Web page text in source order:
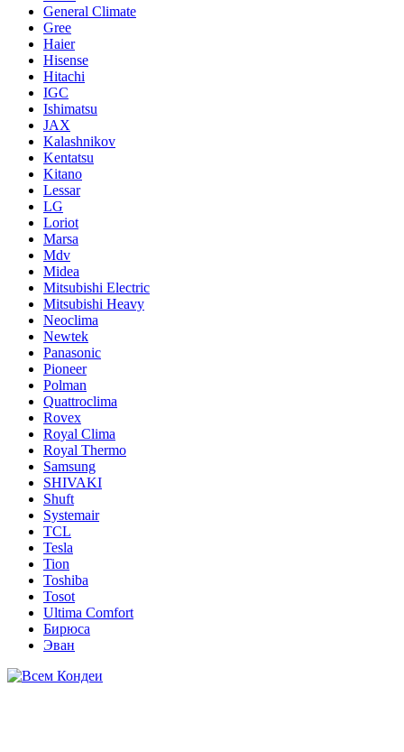
General Climate
Gree
Haier
Hisense
Hitachi
IGC
Ishimatsu
JAX
Kalashnikov
Kentatsu
Kitano
Lessar
LG
Loriot
Marsa
Mdv
Midea
Mitsubishi Electric
Mitsubishi Heavy
Neoclima
Newtek
Panasonic
Pioneer
Polman
Quattroclima
Rovex
Royal Clima
Royal Thermo
Samsung
SHIVAKI
Shuft
Systemair
TCL
Tesla
Tion
Toshiba
Tosot
Ultima Comfort
Бирюса
Эван